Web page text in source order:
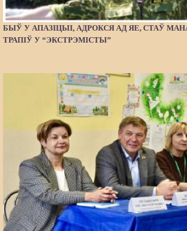
БЫЎ У АПАЗІЦЫІ, АДРОКСЯ АД ЯЕ, СТАЎ
ТРАПІЎ У “ЭКСТРЭМІСТЫ”